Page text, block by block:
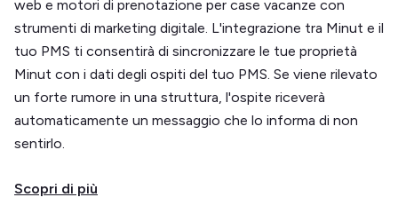
web e motori di prenotazione per case vacanze con
strumenti di marketing digitale. L'integrazione tra Minut e il
tuo PMS ti consentirà di sincronizzare le tue proprietà
Minut con i dati degli ospiti del tuo PMS. Se viene rilevato
un forte rumore in una struttura, l'ospite riceverà
automaticamente un messaggio che lo informa di non
sentirlo.
Scopri di più